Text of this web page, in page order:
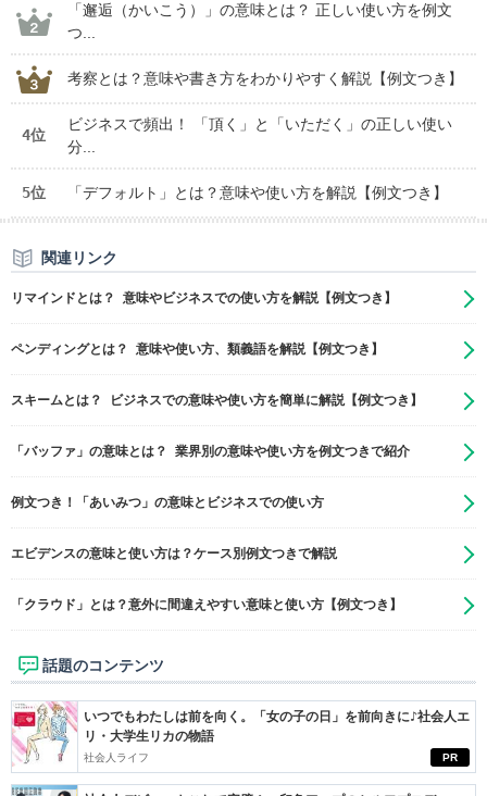
「邂逅（かいこう）」の意味とは？ 正しい使い方を例文
つ...
考察とは？意味や書き方をわかりやすく解説【例文つき】
4位
ビジネスで頻出！ 「頂く」と「いただく」の正しい使い
分...
5位 「デフォルト」とは？意味や使い方を解説【例文つき】
関連リンク
リマインドとは？ 意味やビジネスでの使い方を解説【例文つき】
ペンディングとは？ 意味や使い方、類義語を解説【例文つき】
スキームとは？ ビジネスでの意味や使い方を簡単に解説【例文つき】
「バッファ」の意味とは？ 業界別の意味や使い方を例文つきで紹介
例文つき！「あいみつ」の意味とビジネスでの使い方
エビデンスの意味と使い方は？ケース別例文つきで解説
「クラウド」とは？意外に間違えやすい意味と使い方【例文つき】
話題のコンテンツ
PR
いつでもわたしは前を向く。「女の子の日」を前向きに♪社会人エ
リ・大学生リカの物語
社会人ライフ